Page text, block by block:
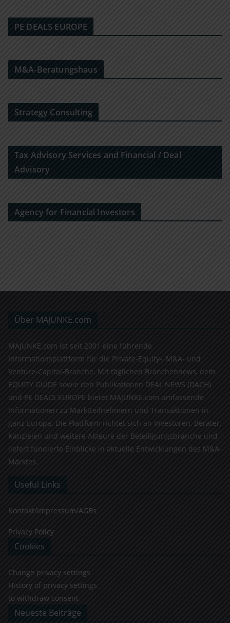
PE DEALS EUROPE
M&A-Beratungshaus
Strategy Consulting
Tax Advisory Services and Financial / Deal
Advisory
Agency for Financial Investors
Über MAJUNKE.com
MAJUNKE.com ist seit 2001 eine führende
Informationsplattform für die Private-Equity-, M&A- und
Venture-Capital-Branche. Mit täglichen Branchennews, dem
EQUITY GUIDE sowie den Publikationen DEAL NEWS (DACH)
und PE DEALS EUROPE bietet MAJUNKE.com umfassende
Informationen zu Marktteilnehmern und Transaktionen in
ganz Europa. Die Plattform richtet sich an Investoren, Berater,
Kanzleien und weitere Akteure der Beteiligungsbranche und
liefert fundierte Einblicke in aktuelle Entwicklungen des M&A-
Marktes.
Useful Links
Kontakt/Impressum/AGBs
Privacy Policy
Cookies
Change privacy settings
History of privacy settings
to withdraw consent
Neueste Beiträge